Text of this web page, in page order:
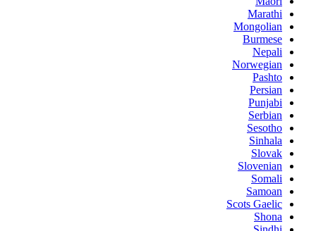
Marathi
Mongolian
Burmese
Nepali
Norwegian
Pashto
Persian
Punjabi
Serbian
Sesotho
Sinhala
Slovak
Slovenian
Somali
Samoan
Scots Gaelic
Shona